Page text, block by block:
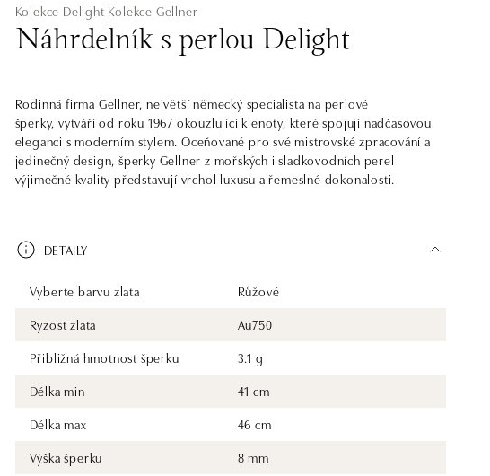
Kolekce Delight Kolekce Gellner
Náhrdelník s perlou Delight
Rodinná firma Gellner, největší německý specialista na perlové
šperky, vytváří od roku 1967 okouzlující klenoty, které spojují nadčasovou
eleganci s moderním stylem. Oceňované pro své mistrovské zpracování a
jedinečný design, šperky Gellner z mořských i sladkovodních perel
výjimečné kvality představují vrchol luxusu a řemeslné dokonalosti.
DETAILY
Vyberte barvu zlata
Růžové
Ryzost zlata
Au750
Přibližná hmotnost šperku
3.1 g
Délka min
41 cm
Délka max
46 cm
Výška šperku
8 mm